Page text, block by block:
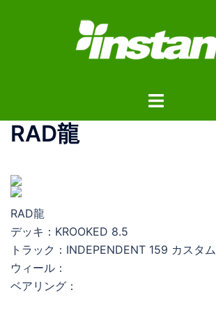
ス
ト
RAD龍
RAD龍
デッキ：KROOKED 8.5
トラック：INDEPENDENT 159 カスタム
ウィール：
ベアリング：